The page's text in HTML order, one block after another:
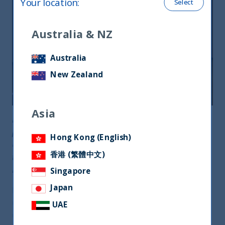
La “Lega” degli unicorni indiani si posiziona al terzo
posto su scala mondiale, appena dopo Cina e Stati
Uniti. Il fattor comune? L’ambito di riferimento: quello
tecnologico. Ne parliamo con gli esperti di UTI
International
Espansione di bilanci e miglioramento degli utili,
unitamente a una economia fertile per numero di
Select
Australia & NZ
Australia
New Zealand
Asia
Hong Kong (English)
香港 (繁體中文)
Singapore
Japan
UAE